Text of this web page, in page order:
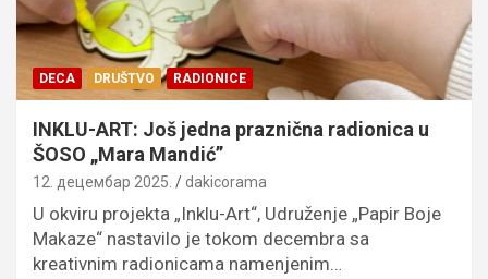
DECA DRUŠTVO RADIONICE
INKLU-ART: Još jedna praznična radionica u
ŠOSO „Mara Mandić”
12. децембар 2025. dakicorama
U okviru projekta „Inklu-Art“, Udruženje „Papir Boje
Makaze“ nastavilo je tokom decembra sa
kreativnim radionicama namenjenim…